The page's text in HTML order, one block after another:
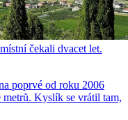
čekali dvacet let.
poprvé od roku 2006
Kyslík se vrátil tam,